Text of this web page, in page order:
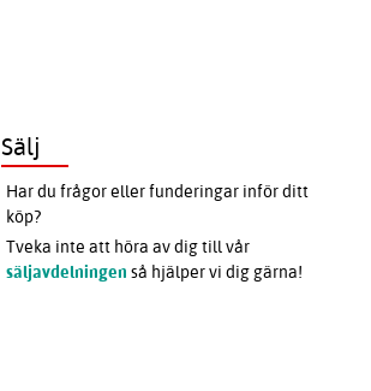
Sälj
Har du frågor eller funderingar inför ditt
köp?
Tveka inte att höra av dig till vår
säljavdelningen så hjälper vi dig gärna!